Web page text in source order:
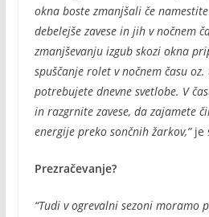
okna boste zmanjšali če
debelejše zavese in jih v nočnem
zmanjševanju izgub skozi okna
spuščanje rolet v nočnem času
potrebujete dnevne svetlobe. V
in razgrnite zavese, da zajamete
energije preko sončnih žarkov,”je
Prezračevanje?
“Tudi v ogrevalni sezoni moramo